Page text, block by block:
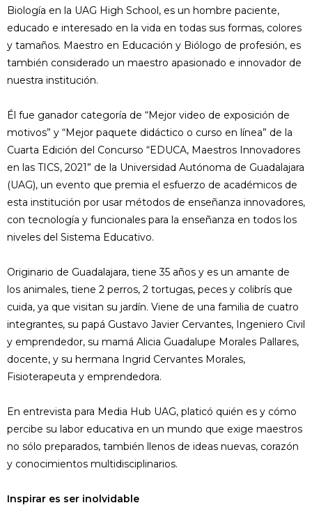
Biología en la UAG High School, es un hombre paciente,
educado e interesado en la vida en todas sus formas, colores
y tamaños. Maestro en Educación y Biólogo de profesión, es
también considerado un maestro apasionado e innovador de
nuestra institución.
Él fue ganador categoría de “Mejor video de exposición de
motivos” y “Mejor paquete didáctico o curso en línea” de la
Cuarta Edición del Concurso “EDUCA, Maestros Innovadores
en las TICS, 2021” de la Universidad Autónoma de Guadalajara
(UAG), un evento que premia el esfuerzo de académicos de
esta institución por usar métodos de enseñanza innovadores,
con tecnología y funcionales para la enseñanza en todos los
niveles del Sistema Educativo.
Originario de Guadalajara, tiene 35 años y es un amante de
los animales, tiene 2 perros, 2 tortugas, peces y colibrís que
cuida, ya que visitan su jardín. Viene de una familia de cuatro
integrantes, su papá Gustavo Javier Cervantes, Ingeniero Civil
y emprendedor, su mamá Alicia Guadalupe Morales Pallares,
docente, y su hermana Ingrid Cervantes Morales,
Fisioterapeuta y emprendedora.
En entrevista para Media Hub UAG, platicó quién es y cómo
percibe su labor educativa en un mundo que exige maestros
no sólo preparados, también llenos de ideas nuevas, corazón
y conocimientos multidisciplinarios.
Inspirar es ser inolvidable